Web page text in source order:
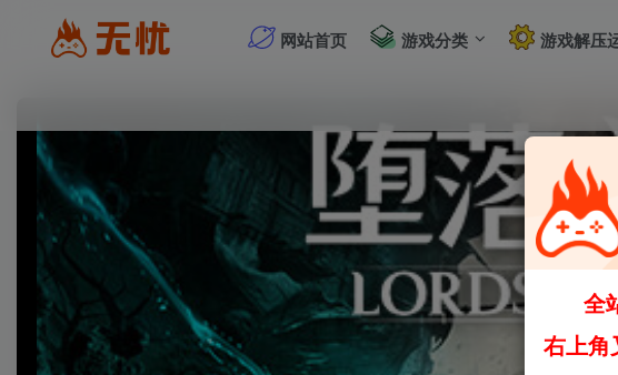
网站首页 游戏分类 游戏解压
全
右上角